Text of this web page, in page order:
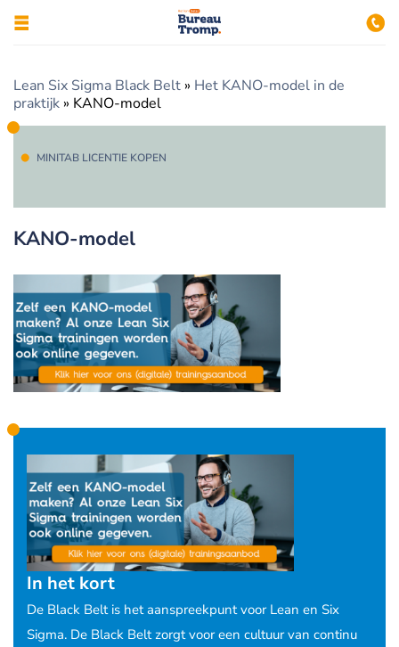
Lean Six Sigma Black Belt » Het KANO-model in de
praktijk » KANO-model
MINITAB LICENTIE KOPEN
KANO-model
In het kort
De Black Belt is het aanspreekpunt voor Lean en Six
Sigma. De Black Belt zorgt voor een cultuur van continu